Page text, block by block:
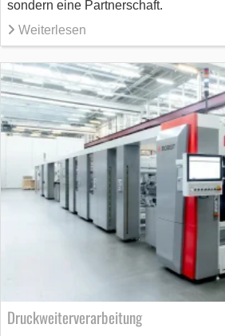
sondern eine Partnerschaft.
Weiterlesen
Druckweiterverarbeitung